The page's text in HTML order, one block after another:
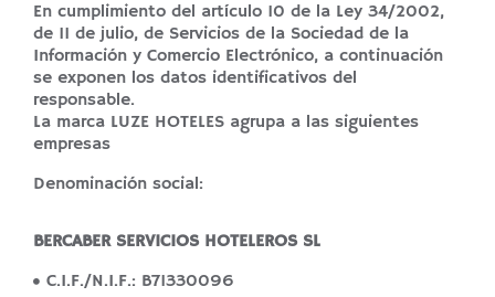
En cumplimiento del artículo 10 de la Ley 34/2002,
de 11 de julio, de Servicios de la Sociedad de la
Información y Comercio Electrónico, a continuación
se exponen los datos identificativos del
responsable.
La marca LUZE HOTELES agrupa a las siguientes
empresas
Denominación social:
BERCABER SERVICIOS HOTELEROS SL
C.I.F./N.I.F.: B71330096